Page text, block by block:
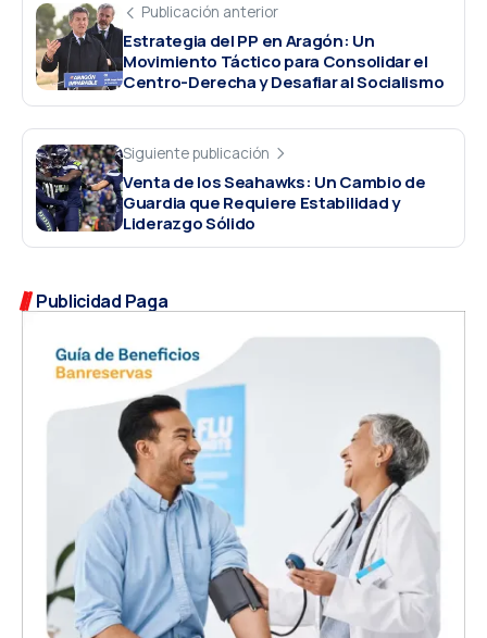
Publicación anterior
Estrategia del PP en Aragón: Un
Movimiento Táctico para Consolidar el
Centro-Derecha y Desafiar al Socialismo
Siguiente publicación
Venta de los Seahawks: Un Cambio de
Guardia que Requiere Estabilidad y
Liderazgo Sólido
Publicidad Paga